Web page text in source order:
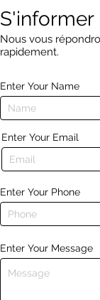
S'informer
Nous vous
rapidement.
Enter Your Name
Enter Your Email
Enter Your Phone
Enter Your Message